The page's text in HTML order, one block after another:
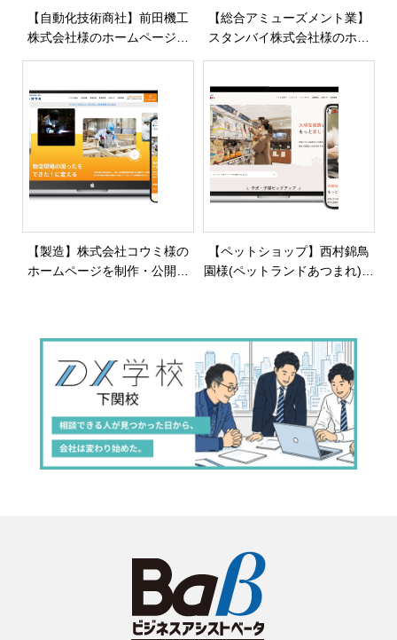
【自動化技術商社】前田機工
株式会社様のホームページを
制作・公開しました
【総合アミューズメント業】
スタンバイ株式会社様のホー
ムページを制作・公開しまし
【製造】株式会社コウミ様の
ホームページを制作・公開し
【ペットショップ】西村錦鳥
園様(ペットランドあつまれ)の